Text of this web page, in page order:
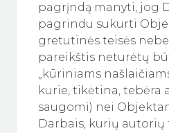
pagrįndą manyti, jog
pagrindu sukurti
gretutinės teisės
pareikštis neturėtų
„kūriniams
kurie, tikėtina, tebėra
saugomi) nei
Darbais, kurių autorių